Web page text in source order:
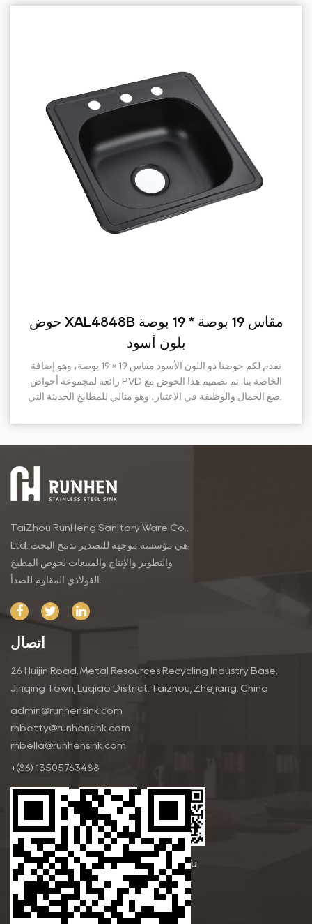
وضع الجمال والوظيفة في
XAL8348B حوض مزدوج اللون أسود مقاس
ووظيفته مع حوضنا الجديد
الأسود مقاس 33 × 19 بوصة. يجمع هذا الحوض المذهل، الذي
يتميز بطبقة PVD (ترسيب البخار الفيزيائي) المتقدمة، بين التصميم
TaiZhou RunHeng Sanitary Ware Co.,
Ltd. هي مؤسسة موجهة للتصدير تدمج البحث
والتطوير والإنتاج والمبيعات لحوض المطبخ
اتصال
26 Huijin Road, Metal Resources Recycling Industry Base,
Jinqing Town, Luqiao District, Taizhou, Zhejiang, China
admin@runhensink.com
rhbetty@runhensink.com
rhbella@runhensink.com
+(86) 13505763488
Betty Bella Yu